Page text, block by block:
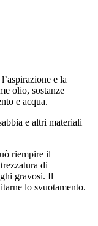
e la
olio, sostanze
e acqua.
e altri materiali
riempire il
di
gravosi. Il
lo svuotamento.